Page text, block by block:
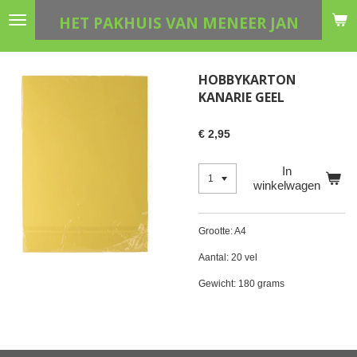
Ga
hoofdinhoud
HET PAKHUIS VAN MENEER JAN
HOBBYKARTON
KANARIE GEEL
€ 2,95
In
winkelwagen
Grootte: A4
Aantal: 20 vel
Gewicht: 180 grams